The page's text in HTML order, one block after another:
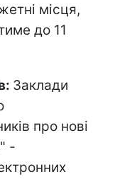
місця,
до 11
Заклади
про нові
-